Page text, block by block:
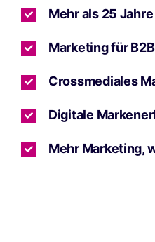
Mehr als 25
Marketing für B2B
Crossmediales
Digitale
Mehr Marketing,